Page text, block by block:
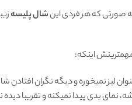
صورتی که هر فردی اینشال پلیسه
اینکه:
لیز نمیخوره و دیگه نگران
نمای بدی پیدا نمیکنه و تقریبا